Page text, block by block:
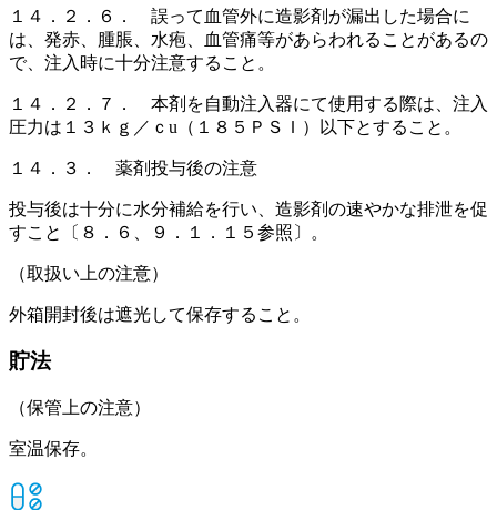
１４．２．６． 誤って血管外に造影剤が漏出した場合に
は、発赤、腫脹、水疱、血管痛等があらわれることがあるの
で、注入時に十分注意すること。
１４．２．７． 本剤を自動注入器にて使用する際は、注入
圧力は１３ｋｇ／ｃu（１８５ＰＳＩ）以下とすること。
１４．３． 薬剤投与後の注意
投与後は十分に水分補給を行い、造影剤の速やかな排泄を促
すこと〔８．６、９．１．１５参照〕。
（取扱い上の注意）
外箱開封後は遮光して保存すること。
貯法
（保管上の注意）
室温保存。